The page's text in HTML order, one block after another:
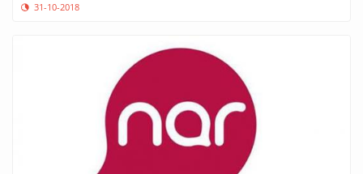
31-10-2018